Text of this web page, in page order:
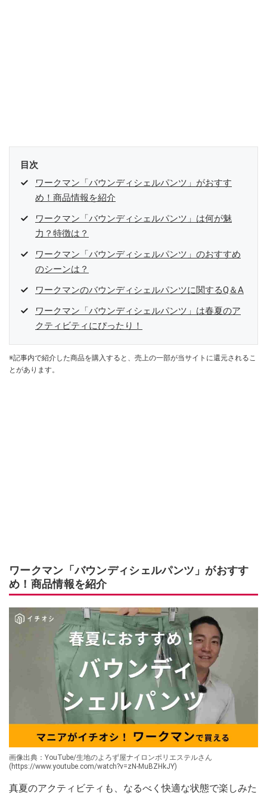
目次
ワークマン「バウンディシェルパンツ」がおすす
め！商品情報を紹介
ワークマン「バウンディシェルパンツ」は何が魅
力？特徴は？
ワークマン「バウンディシェルパンツ」のおすすめ
のシーンは？
ワークマンのバウンディシェルパンツに関するQ＆A
ワークマン「バウンディシェルパンツ」は春夏のア
クティビティにぴったり！
※記事内で紹介した商品を購入すると、売上の一部が当サイトに還元されるこ
とがあります。
ワークマン「バウンディシェルパンツ」がおすす
め！商品情報を紹介
画像出典：YouTube/生地のよろず屋ナイロンポリエステルさん
(https://www.youtube.com/watch?v=zN-MuBZHkJY)
真夏のアクティビティも、なるべく快適な状態で楽しみた